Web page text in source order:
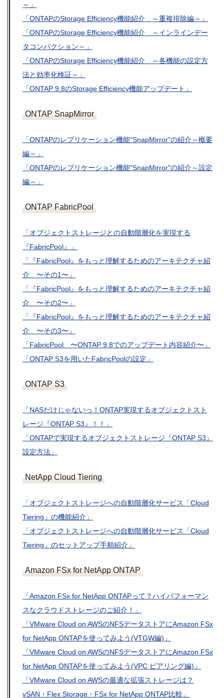
～」
「ONTAPのStorage Efficiency機能紹介 ～重複排除編～」
「ONTAPのStorage Efficiency機能紹介 ～インラインデー
タコンパクション～」
「ONTAPのStorage Efficiency機能紹介 ～各機能の設定方
法と効率化検証～」
「ONTAP 9.8のStorage Efficiency機能アップデート」
ONTAP SnapMirror
「ONTAPのレプリケーション機能"SnapMirror"の紹介～概要
編～」
「ONTAPのレプリケーション機能"SnapMirror"の紹介～設定
編～」
ONTAP FabricPool
「オブジェクトストレージとの自動階層化を実現する
『FabricPool』」
「『FabricPool』をもっと理解するためのアーキテクチャ紹
介 〜その1〜」
「『FabricPool』をもっと理解するためのアーキテクチャ紹
介 〜その2〜」
「『FabricPool』をもっと理解するためのアーキテクチャ紹
介 〜その3〜」
「FabricPool 〜ONTAP 9.8でのアップデート内容紹介〜」
「ONTAP S3を用いたFabricPoolの設定」
ONTAP S3
「NASだけじゃないっ！ONTAP実現するオブジェクトスト
レージ『ONTAP S3』！！」
「ONTAPで実現するオブジェクトストレージ『ONTAP S3』
設定方法」
NetApp Cloud Tiering
「オブジェクトストレージへの自動階層化サービス「Cloud
Tiering」の機能紹介」
「オブジェクトストレージへの自動階層化サービス「Cloud
Tiering」のセットアップ手順紹介」
Amazon FSx for NetApp ONTAP
「Amazon FSx for NetApp ONTAPって？ハイパフォーマン
スなクラウドストレージのご紹介！」
「VMware Cloud on AWSのNFSデータストアにAmazon FSx
for NetApp ONTAPを使ってみよう(VTGW編)」
「VMware Cloud on AWSのNFSデータストアにAmazon FSx
for NetApp ONTAPを使ってみよう(VPC ピアリング編)」
「VMware Cloud on AWSの最適な拡張ストレージは？
vSAN・Flex Storage・FSx for NetApp ONTAP比較」